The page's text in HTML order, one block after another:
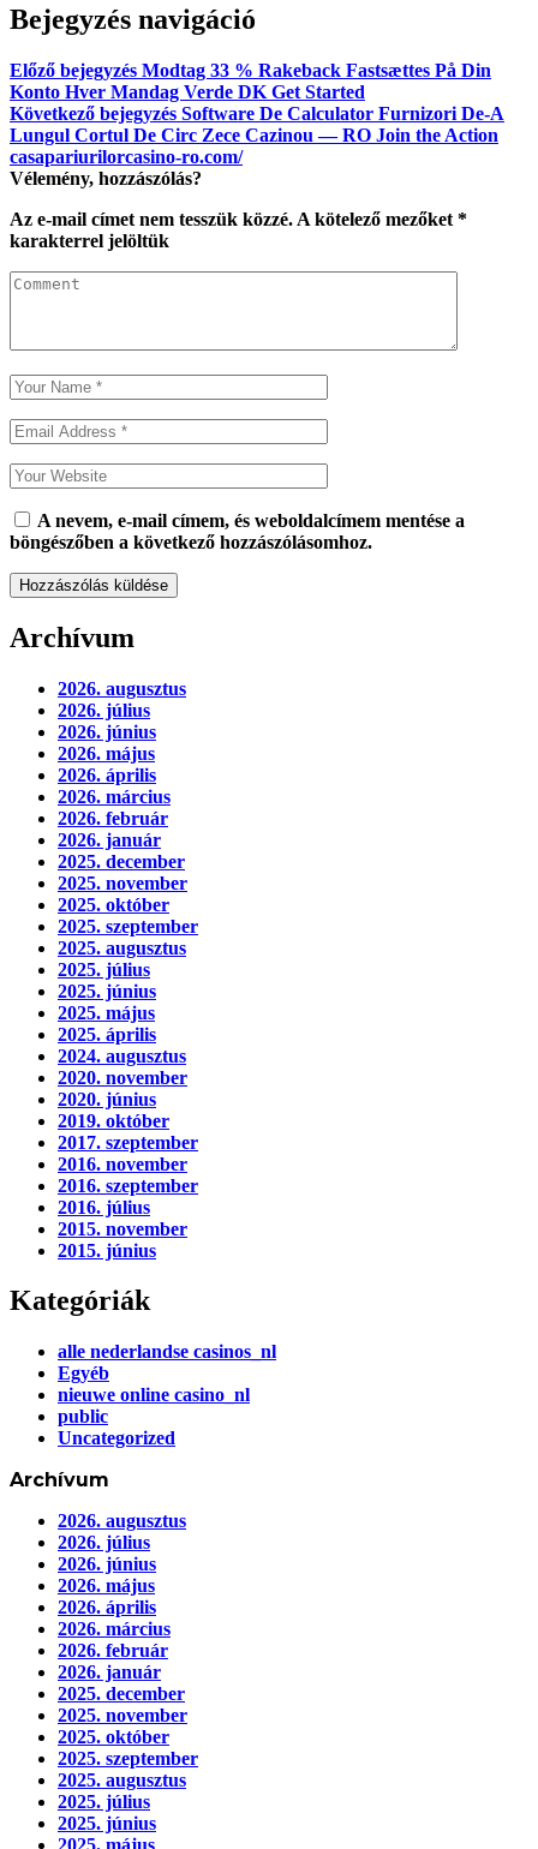
Bejegyzés navigáció
Előző bejegyzés Modtag 33 % Rakeback Fastsættes På Din
Konto Hver Mandag Verde DK Get Started
Következő bejegyzés Software De Calculator Furnizori De-A
Lungul Cortul De Circ Zece Cazinou — RO Join the Action
casapariurilorcasino-ro.com/
Vélemény, hozzászólás?
Az e-mail címet nem tesszük közzé. A kötelező mezőket *
karakterrel jelöltük
A nevem, e-mail címem, és weboldalcímem mentése a
böngészőben a következő hozzászólásomhoz.
Archívum
2026. augusztus
2026. július
2026. június
2026. május
2026. április
2026. március
2026. február
2026. január
2025. december
2025. november
2025. október
2025. szeptember
2025. augusztus
2025. július
2025. június
2025. május
2025. április
2024. augusztus
2020. november
2020. június
2019. október
2017. szeptember
2016. november
2016. szeptember
2016. július
2015. november
2015. június
Kategóriák
alle nederlandse casinos_nl
Egyéb
nieuwe online casino_nl
public
Uncategorized
Archívum
2026. augusztus
2026. július
2026. június
2026. május
2026. április
2026. március
2026. február
2026. január
2025. december
2025. november
2025. október
2025. szeptember
2025. augusztus
2025. július
2025. június